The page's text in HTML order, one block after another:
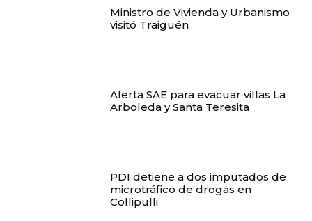
Ministro de Vivienda y Urbanismo
visitó Traiguén
Alerta SAE para evacuar villas La
Arboleda y Santa Teresita
PDI detiene a dos imputados de
microtráfico de drogas en
Collipulli